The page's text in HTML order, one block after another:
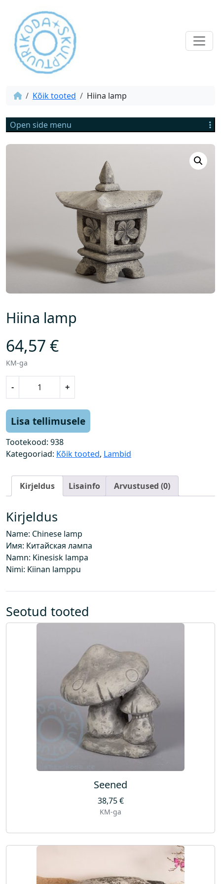
Kõik tooted Hiina lamp
Open side menu
Hiina lamp
64,57 €
KM-ga
-
a
l
a
o
g
u
s
+
Lisa tellimusele
Tootekood: 938
Kategooriad: Kõik tooted, Lambid
Kirjeldus Lisainfo Arvustused (0)
Kirjeldus
Name: Chinese lamp
Имя: Китайская лампа
Namn: Kinesisk lampa
Nimi: Kiinan lamppu
Seotud tooted
Seened
38,75€
KM-ga